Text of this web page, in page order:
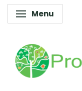
Skifte navigation
Menu